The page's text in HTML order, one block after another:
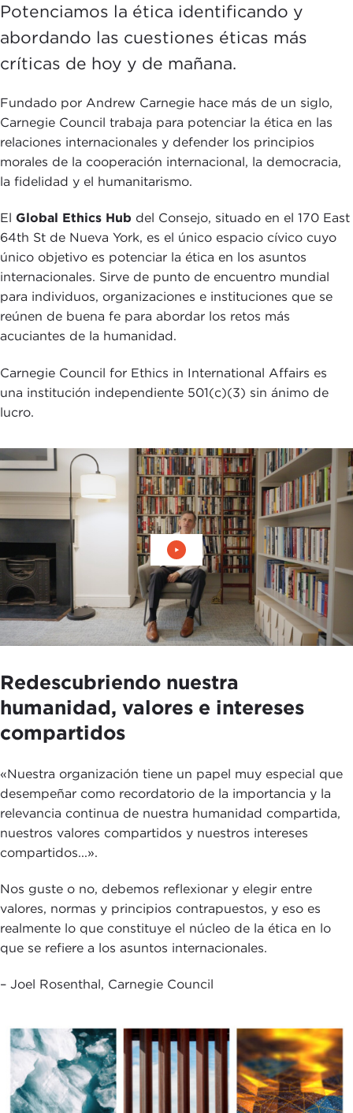
Potenciamos la ética identificando y
abordando las cuestiones éticas más
críticas de hoy y de mañana.
Fundado por Andrew Carnegie hace más de un siglo,
Carnegie Council trabaja para potenciar la ética en las
relaciones internacionales y defender los principios
morales de la cooperación internacional, la democracia,
la fidelidad y el humanitarismo.
El Global Ethics Hub del Consejo, situado en el 170 East
64th St de Nueva York, es el único espacio cívico cuyo
único objetivo es potenciar la ética en los asuntos
internacionales. Sirve de punto de encuentro mundial
para individuos, organizaciones e instituciones que se
reúnen de buena fe para abordar los retos más
acuciantes de la humanidad.
Carnegie Council for Ethics in International Affairs es
una institución independiente 501(c)(3) sin ánimo de
lucro.
Reproducir vídeo:
Redescubriendo nuestra
humanidad, valores e intereses
compartidos
«Nuestra organización tiene un papel muy especial que
desempeñar como recordatorio de la importancia y la
relevancia continua de nuestra humanidad compartida,
nuestros valores compartidos y nuestros intereses
compartidos...».
Nos guste o no, debemos reflexionar y elegir entre
valores, normas y principios contrapuestos, y eso es
realmente lo que constituye el núcleo de la ética en lo
que se refiere a los asuntos internacionales.
– Joel Rosenthal, Carnegie Council